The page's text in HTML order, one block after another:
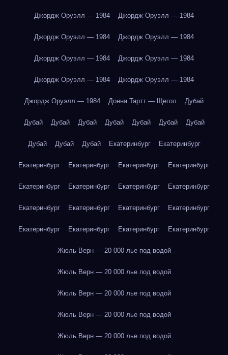
Джордж Оруэлл — 1984 Джордж Оруэлл — 1984
Джордж Оруэлл — 1984 Джордж Оруэлл — 1984
Джордж Оруэлл — 1984 Джордж Оруэлл — 1984
Джордж Оруэлл — 1984 Джордж Оруэлл — 1984
Джордж Оруэлл — 1984 Донна Тартт — Щегол Дубай
Дубай Дубай Дубай Дубай Дубай Дубай Дубай
Дубай Дубай Дубай Екатеринбург Екатеринбург
Екатеринбург Екатеринбург Екатеринбург Екатеринбург
Екатеринбург Екатеринбург Екатеринбург Екатеринбург
Екатеринбург Екатеринбург Екатеринбург Екатеринбург
Екатеринбург Екатеринбург Екатеринбург Екатеринбург
Жюль Верн — 20 000 лье под водой
Жюль Верн — 20 000 лье под водой
Жюль Верн — 20 000 лье под водой
Жюль Верн — 20 000 лье под водой
Жюль Верн — 20 000 лье под водой